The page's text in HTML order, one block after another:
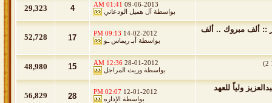
09-06-2013
01:41 AM
بواسطة آل هميل الودعاني 4
29,323
:: ألف مبروك .. ألف 14-02-2012
09:13 PM
بواسطة أبـ ريماس ـو 17
52,728
2
)
28-01-2012
12:36 AM
بواسطة وريث المراجل 15
48,980
ولياً للعهد 12-01-2012
02:07 PM
بواسطة الإداره 28
56,829